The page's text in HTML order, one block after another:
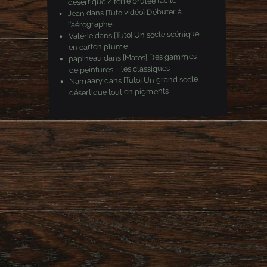
Jean dans [Tuto vidéo] Débuter à
l’aérographe
Valériedans [Tuto] Un socle scénique
en carton plume
papineau dans [Matos] Des gammes
de peintures – les classiques
Namaarydans [Tuto] Un grand socle
désertique tout en pigments